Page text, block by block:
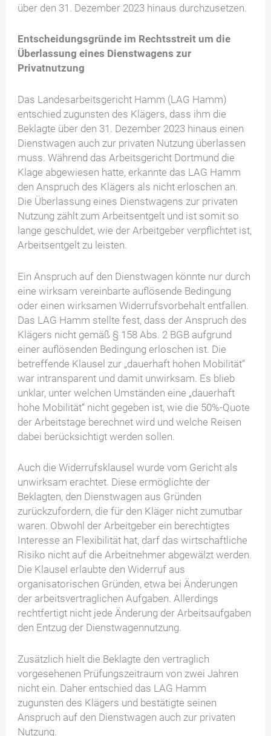
über den 31. Dezember 2023 hinaus durchzusetzen.
Entscheidungsgründe im Rechtsstreit um die
Überlassung eines Dienstwagens zur
Privatnutzung
Das Landesarbeitsgericht Hamm (LAG Hamm)
entschied zugunsten des Klägers, dass ihm die
Beklagte über den 31. Dezember 2023 hinaus einen
Dienstwagen auch zur privaten Nutzung überlassen
muss. Während das Arbeitsgericht Dortmund die
Klage abgewiesen hatte, erkannte das LAG Hamm
den Anspruch des Klägers als nicht erloschen an.
Die Überlassung eines Dienstwagens zur privaten
Nutzung zählt zum Arbeitsentgelt und ist somit so
lange geschuldet, wie der Arbeitgeber verpflichtet ist,
Arbeitsentgelt zu leisten.
Ein Anspruch auf den Dienstwagen könnte nur durch
eine wirksam vereinbarte auflösende Bedingung
oder einen wirksamen Widerrufsvorbehalt entfallen.
Das LAG Hamm stellte fest, dass der Anspruch des
Klägers nicht gemäß § 158 Abs. 2 BGB aufgrund
einer auflösenden Bedingung erloschen ist. Die
betreffende Klausel zur „dauerhaft hohen Mobilität“
war intransparent und damit unwirksam. Es blieb
unklar, unter welchen Umständen eine „dauerhaft
hohe Mobilität“ nicht gegeben ist, wie die 50%-Quote
der Arbeitstage berechnet wird und welche Reisen
dabei berücksichtigt werden sollen.
Auch die Widerrufsklausel wurde vom Gericht als
unwirksam erachtet. Diese ermöglichte der
Beklagten, den Dienstwagen aus Gründen
zurückzufordern, die für den Kläger nicht zumutbar
waren. Obwohl der Arbeitgeber ein berechtigtes
Interesse an Flexibilität hat, darf das wirtschaftliche
Risiko nicht auf die Arbeitnehmer abgewälzt werden.
Die Klausel erlaubte den Widerruf aus
organisatorischen Gründen, etwa bei Änderungen
der arbeitsvertraglichen Aufgaben. Allerdings
rechtfertigt nicht jede Änderung der Arbeitsaufgaben
den Entzug der Dienstwagennutzung.
Zusätzlich hielt die Beklagte den vertraglich
vorgesehenen Prüfungszeitraum von zwei Jahren
nicht ein. Daher entschied das LAG Hamm
zugunsten des Klägers und bestätigte seinen
Anspruch auf den Dienstwagen auch zur privaten
Nutzung.